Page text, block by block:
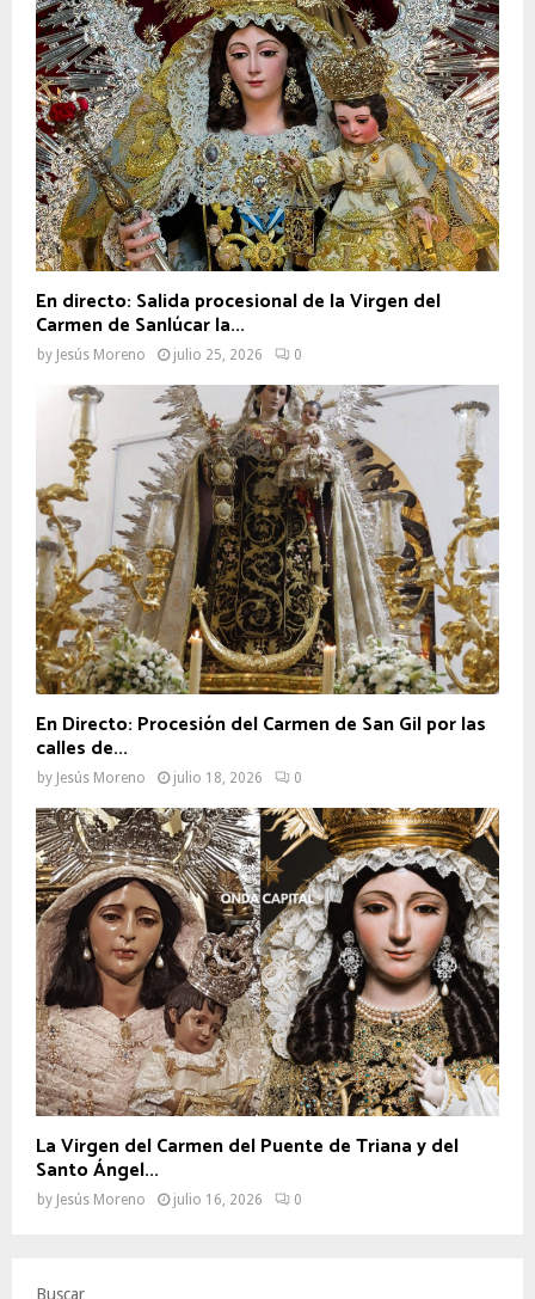
En directo: Salida procesional de la Virgen del
Carmen de Sanlúcar la...
by Jesús Moreno julio 25, 2026 0
En Directo: Procesión del Carmen de San Gil por las
calles de...
by Jesús Moreno julio 18, 2026 0
La Virgen del Carmen del Puente de Triana y del
Santo Ángel...
by Jesús Moreno julio 16, 2026 0
Buscar